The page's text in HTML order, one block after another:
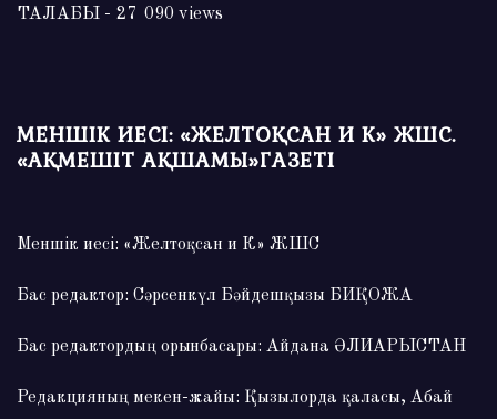
ТАЛАБЫ - 27 090 views
МЕНШІК ИЕСІ: «ЖЕЛТОҚСАН И К» ЖШС.
«АҚМЕШІТ АҚШАМЫ»ГАЗЕТІ
Меншік иесі: «Желтоқсан и К» ЖШС
Бас редактор: Сәрсенкүл Бәйдешқызы БИҚОЖА
Бас редактордың орынбасары: Айдана ӘЛИАРЫСТАН
Редакцияның мекен-жайы: Қызылорда қаласы, Абай